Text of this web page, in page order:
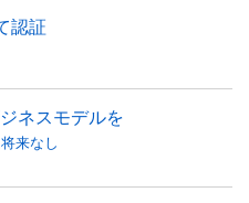
認証
ネスモデルを
来なし